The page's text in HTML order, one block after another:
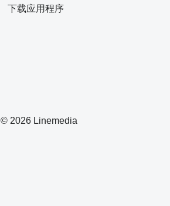
© 2026 Linemedia
下载应用程序